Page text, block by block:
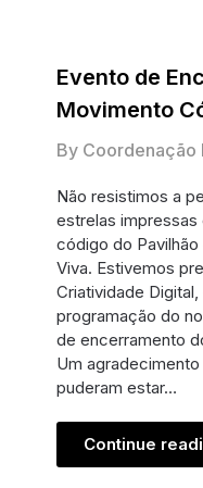
Evento de
Movimento
By Coordenação
Não resistimos a
estrelas impressas
código do
Viva. Estivemos
Criatividade
programação do
de encerramento
Um
puderam estar…
Continue